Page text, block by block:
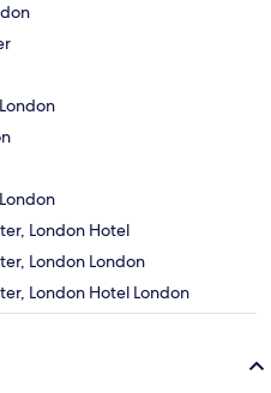
London Hotel
London London
London Hotel London